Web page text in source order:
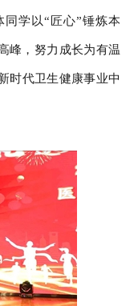
学以“匠心”锤炼本
峰，努力成长为有温
时代卫生健康事业中